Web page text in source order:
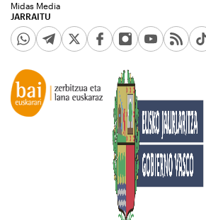
JARRAITU
Midas Media